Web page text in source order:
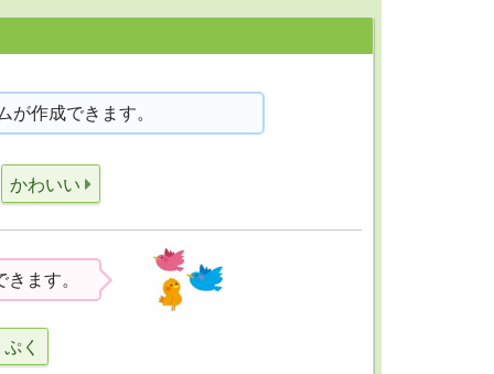
が作成できます。
かわいい
ます。
ぷく